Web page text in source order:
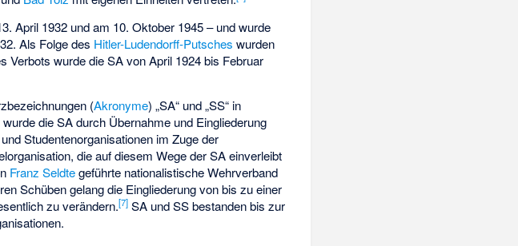
April 1932 und am 10. Oktober 1945 – und wurde
Als Folge des Hitler-Ludendorff-Putsches wurden
Verbots wurde die SA von April 1924 bis Februar
(Akronyme) „SA“ und „SS“ in
die SA durch Übernahme und Eingliederung
Studentenorganisationen im Zuge der
die auf diesem Wege der SA einverleibt
Franz Seldtegeführte nationalistische Wehrverband
Schüben gelang die Eingliederung von bis zu einer
zu verändern.[7] SA und SS bestanden bis zur